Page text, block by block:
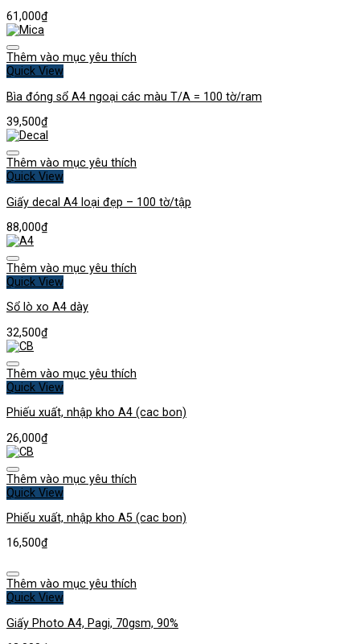
61,000₫
Thêm vào mục yêu thích
Quick View
Bìa đóng sổ A4 ngoại các màu T/A = 100 tờ/ram
39,500₫
Thêm vào mục yêu thích
Quick View
Giấy decal A4 loại đẹp – 100 tờ/tập
88,000₫
Thêm vào mục yêu thích
Quick View
Sổ lò xo A4 dày
32,500₫
Thêm vào mục yêu thích
Quick View
Phiếu xuất, nhập kho A4 (cac bon)
26,000₫
Thêm vào mục yêu thích
Quick View
Phiếu xuất, nhập kho A5 (cac bon)
16,500₫
Thêm vào mục yêu thích
Quick View
Giấy Photo A4, Pagi, 70gsm, 90%